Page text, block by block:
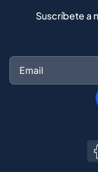
Suscríbete a